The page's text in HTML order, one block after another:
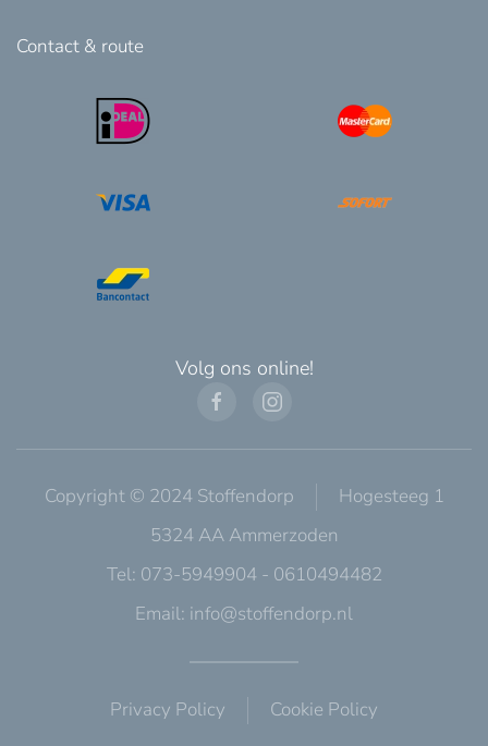
Contact & route
Volg ons online!
Copyright © 2024 Stoffendorp
Hogesteeg 1
5324 AA Ammerzoden
Tel: 073-5949904 - 0610494482
Email: info@stoffendorp.nl
Privacy Policy Cookie Policy